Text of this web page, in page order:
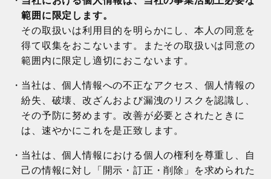
範囲に限定します。
その取扱いは利用目的を明らかにし、本人の同意を
得て収集をおこないます。またその取扱いは同意の
範囲内に限定し適切におこないます。
当社は、個人情報への不正なアクセス、個人情報の
紛失、破壊、改ざんおよび漏洩のリスクを認識し、
その予防に努めます。改善が必要とされたときに
は、速やかにこれを是正致します。
当社は、個人情報における個人の権利を尊重し、自
己の情報に対し「開示・訂正・削除」を求められた